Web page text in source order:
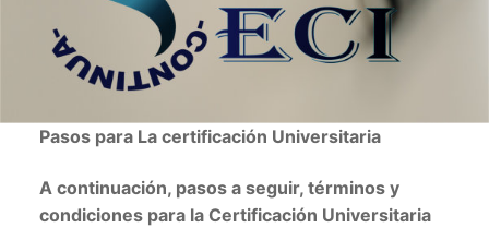
Pasos para La certificación Universitaria
A continuación, pasos a seguir, términos y
condiciones para la Certificación Universitaria